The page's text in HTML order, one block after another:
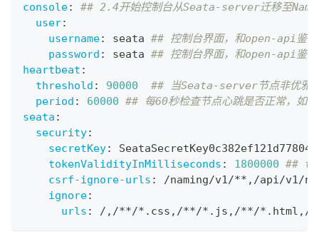
console:
## 2.4开始控制台从Seata-server迁移至
user:
username: seata ## 控制台界面，和open-api鉴权
password : seata ## 控制台界面，和open-api鉴权
heartbeat :
threshold : 90000
## 当Seata-server节点非优雅
period : 60000 ## 每60秒检查节点心跳是否正常，如
seata :
security:
secretKey:
tokenValidityInMilliseconds : 1800000 ##
csrf-ignore-urls : /naming/v1/** , /api/v1/
ignore:
urls : / , /**/*.css , /**/*.js , /**/*.html , /